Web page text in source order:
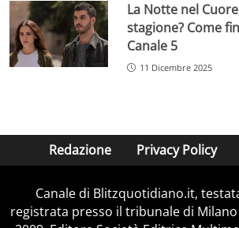
La Notte nel
stagione? Come
Canale 5
11 Dicembre 2025
Redazione Privacy Policy
Canale di Blitzquotidiano.it,
registrata presso il tribunale di Milano